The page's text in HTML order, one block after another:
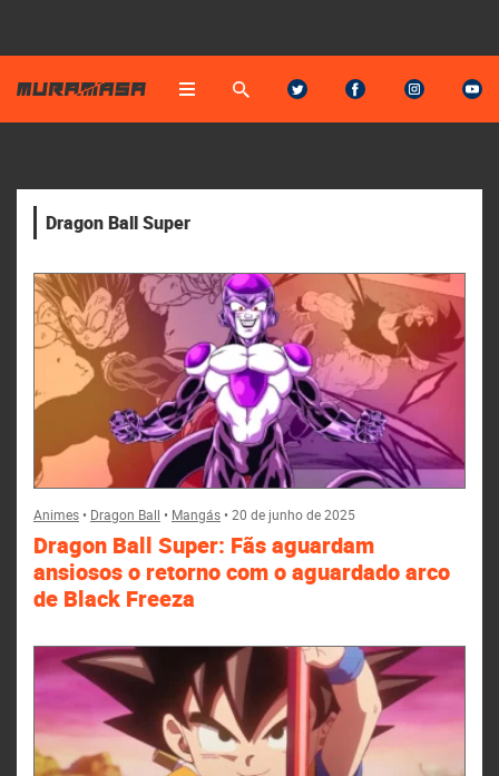
Dragon Ball Super
Animes• Dragon Ball • Mangás•20 de junho de 2025
Dragon Ball Super: Fãs aguardam
ansiosos o retorno com o aguardado arco
de Black Freeza